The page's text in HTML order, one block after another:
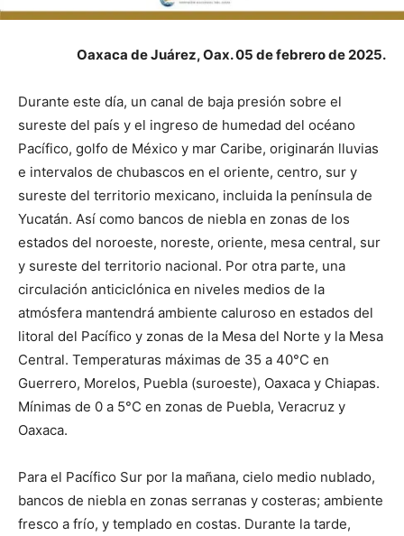
Oaxaca de Juárez, Oax. 05 de febrero de 2025.
Durante este día, un canal de baja presión sobre el
sureste del país y el ingreso de humedad del océano
Pacífico, golfo de México y mar Caribe, originarán lluvias
e intervalos de chubascos en el oriente, centro, sur y
sureste del territorio mexicano, incluida la península de
Yucatán. Así como bancos de niebla en zonas de los
estados del noroeste, noreste, oriente, mesa central, sur
y sureste del territorio nacional. Por otra parte, una
circulación anticiclónica en niveles medios de la
atmósfera mantendrá ambiente caluroso en estados del
litoral del Pacífico y zonas de la Mesa del Norte y la Mesa
Central. Temperaturas máximas de 35 a 40°C en
Guerrero, Morelos, Puebla (suroeste), Oaxaca y Chiapas.
Mínimas de 0 a 5°C en zonas de Puebla, Veracruz y
Oaxaca.
Para el Pacífico Sur por la mañana, cielo medio nublado,
bancos de niebla en zonas serranas y costeras; ambiente
fresco a frío, y templado en costas. Durante la tarde,